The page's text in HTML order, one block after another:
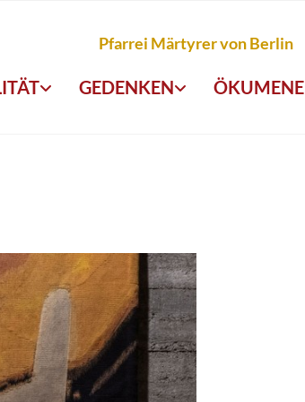
Pfarrei Märtyrer von Berlin
GEDENKEN ÖKUMENE